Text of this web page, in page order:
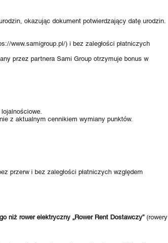
okazując dokument potwierdzający datę urodzin.
www.samigroup.pl/) i bez zaległości płatniczych
przez partnera Sami Group otrzymuje bonus w
z aktualnym cennikiem wymiany punktów.
przerw i bez zaległości płatniczych względem
niż rower elektryczny „Rower Rent Dostawczy”(rowery